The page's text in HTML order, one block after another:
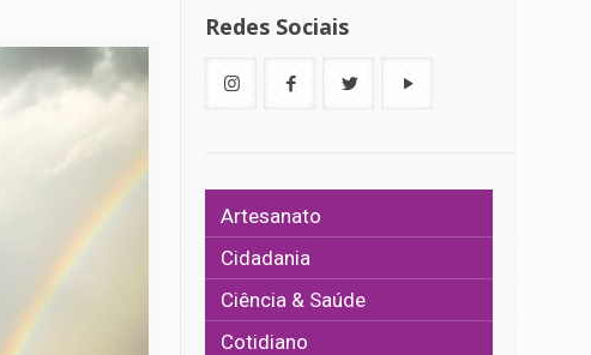
Redes Sociais
Artesanato
Cidadania
Ciência & Saúde
Cotidiano